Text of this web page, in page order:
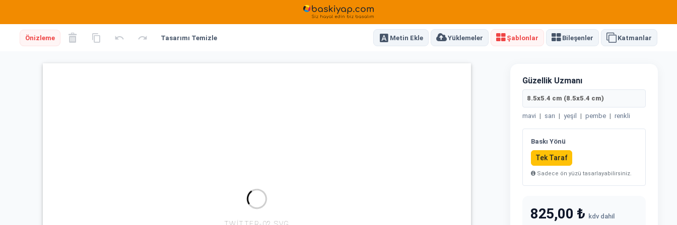
Önizleme Tasarımı Temizle Metin Ekle Yüklemeler Şablonlar Bileşenler Katmanlar
Güzellik Uzmanı
8.5x5.4 cm (8.5x5.4 cm)
mavi | sarı | yeşil | pembe | renkli
Baskı Yönü
Tek Taraf
Sadece ön yüzü tasarlayabilirsiniz.
825,00 ₺ kdv dahil